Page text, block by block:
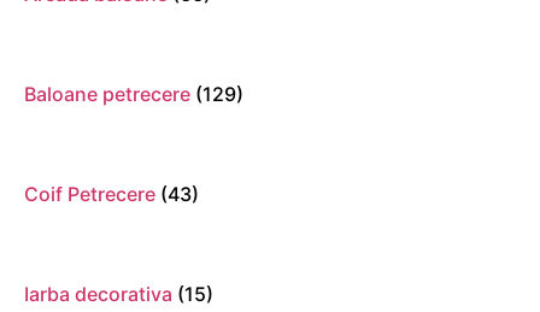
Baloane petrecere (129)
Coif Petrecere (43)
Iarba decorativa (15)